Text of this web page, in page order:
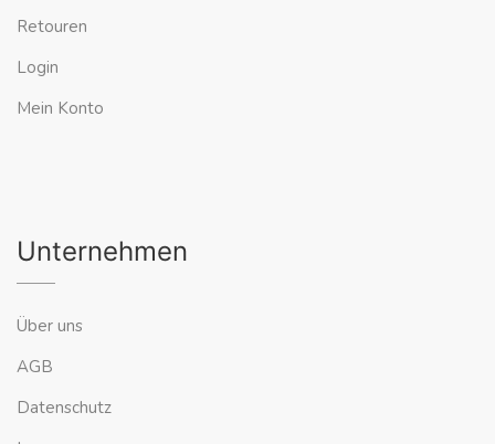
Retouren
Login
Mein Konto
Unternehmen
Über uns
AGB
Datenschutz